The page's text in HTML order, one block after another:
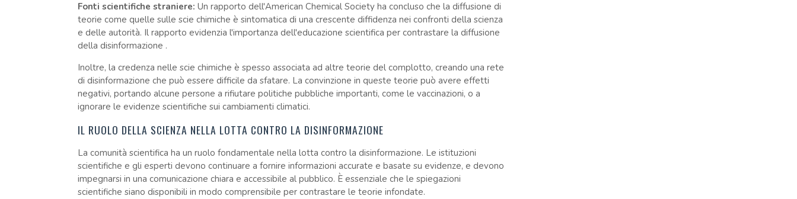
Fonti scientifiche straniere: Un rapporto dell'American Chemical Society ha concluso che la diffusione di
teorie come quelle sulle scie chimiche è sintomatica di una crescente diffidenza nei confronti della scienza
e delle autorità. Il rapporto evidenzia l'importanza dell'educazione scientifica per contrastare la diffusione
della disinformazione .
Inoltre, la credenza nelle scie chimiche è spesso associata ad altre teorie del complotto, creando una rete
di disinformazione che può essere difficile da sfatare. La convinzione in queste teorie può avere effetti
negativi, portando alcune persone a rifiutare politiche pubbliche importanti, come le vaccinazioni, o a
ignorare le evidenze scientifiche sui cambiamenti climatici.
IL RUOLO DELLA SCIENZA NELLA LOTTA CONTRO LA DISINFORMAZIONE
La comunità scientifica ha un ruolo fondamentale nella lotta contro la disinformazione. Le istituzioni
scientifiche e gli esperti devono continuare a fornire informazioni accurate e basate su evidenze, e devono
impegnarsi in una comunicazione chiara e accessibile al pubblico. È essenziale che le spiegazioni
scientifiche siano disponibili in modo comprensibile per contrastare le teorie infondate.